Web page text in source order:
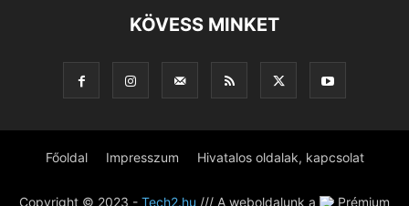
KÖVESS MINKET
Főoldal Impresszum Hivatalos oldalak, kapcsolat
Copyright © 2023 - Tech2.hu /// A weboldalunk a Prémium